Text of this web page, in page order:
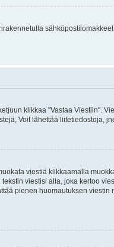
klikkaa "Vastaa Viestiin".
Voit lähettää liitetiedostoja,
viestiä klikkaamalla
viestisi alla, joka kertoo
pienen huomautuksen